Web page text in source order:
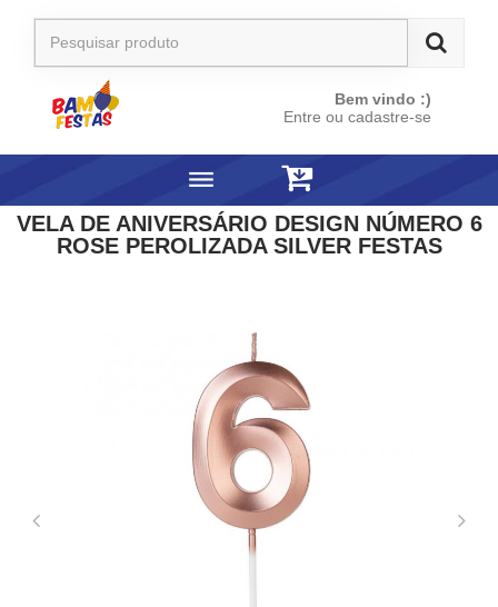
Bem vindo :)
Entre ou cadastre-se
VELA DE ANIVERSÁRIO DESIGN NÚMERO 6
ROSE PEROLIZADA SILVER FESTAS